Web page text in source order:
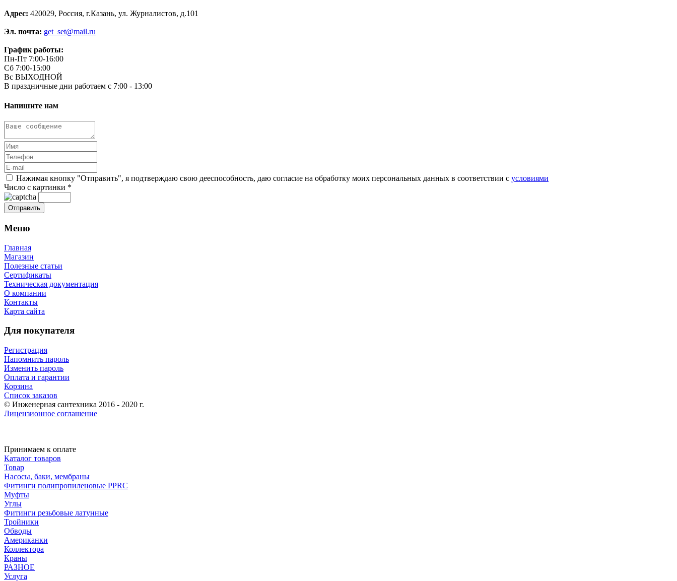
Адрес: 420029, Россия, г.Казань, ул. Журналистов, д.101
Эл. почта: get_set@mail.ru
График работы:
Пн-Пт 7:00-16:00
Сб 7:00-15:00
Вс ВЫХОДНОЙ
В праздничные дни работаем с 7:00 - 13:00
Напишите нам
Нажимая кнопку "Отправить", я подтверждаю свою дееспособность, даю согласие на обработку моих персональных данных в соответствии с условиями
Число с картинки *
Меню
Главная
Магазин
Полезные статьи
Сертификаты
Техническая документация
О компании
Контакты
Карта сайта
Для покупателя
Регистрация
Напомнить пароль
Изменить пароль
Оплата и гарантии
Корзина
Список заказов
© Инженерная сантехника 2016 - 2020 г.
Лицензионное соглашение
Принимаем к оплате
Каталог товаров
Товар
Насосы, баки, мембраны
Фитинги полипропиленовые PPRC
Муфты
Углы
Фитинги резьбовые латунные
Тройники
Обводы
Американки
Коллектора
Краны
РАЗНОЕ
Услуга